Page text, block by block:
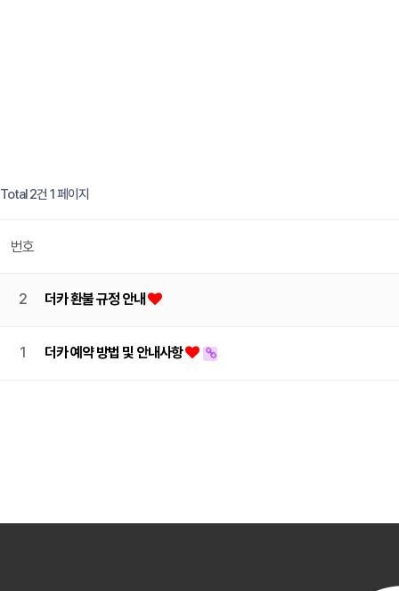
Total 2건 1 페이지
번호
2 더카 환불 규정 안내
1 더카 예약 방법 및 안내사항